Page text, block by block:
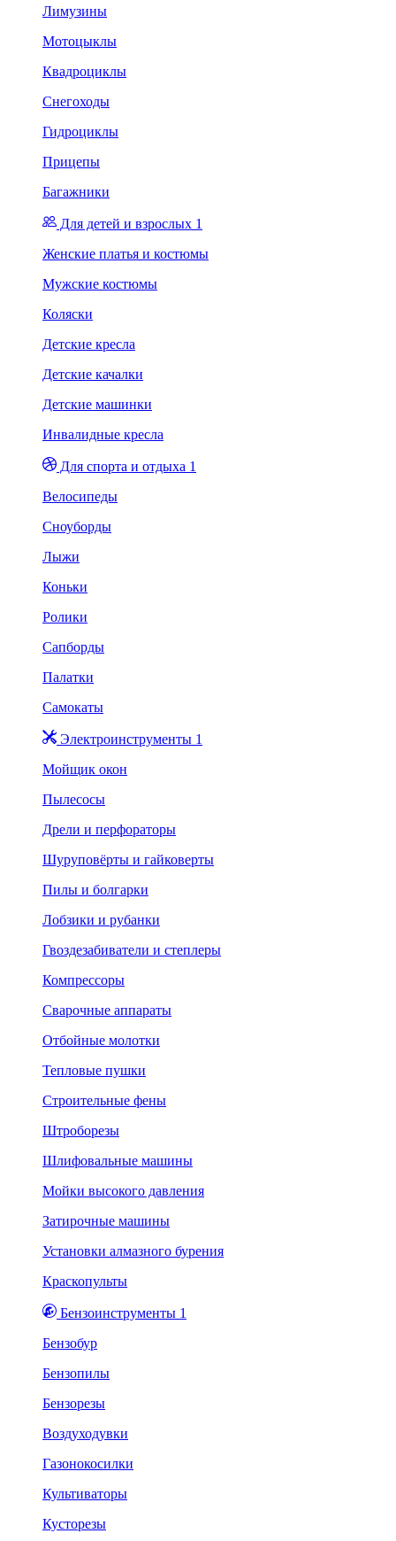
Лимузины
Мотоцыклы
Квадроциклы
Снегоходы
Гидроциклы
Прицепы
Багажники
Для детей и взрослых 1
Женские платья и костюмы
Мужские костюмы
Коляски
Детские кресла
Детские качалки
Детские машинки
Инвалидные кресла
Для спорта и отдыха 1
Велосипеды
Сноуборды
Лыжи
Коньки
Ролики
Сапборды
Палатки
Самокаты
Электроинструменты 1
Мойщик окон
Пылесосы
Дрели и перфораторы
Шуруповёрты и гайковерты
Пилы и болгарки
Лобзики и рубанки
Гвоздезабиватели и степлеры
Компрессоры
Сварочные аппараты
Отбойные молотки
Тепловые пушки
Строительные фены
Штроборезы
Шлифовальные машины
Мойки высокого давления
Затирочные машины
Установки алмазного бурения
Краскопульты
Бензоинструменты 1
Бензобур
Бензопилы
Бензорезы
Воздуходувки
Газонокосилки
Культиваторы
Кусторезы